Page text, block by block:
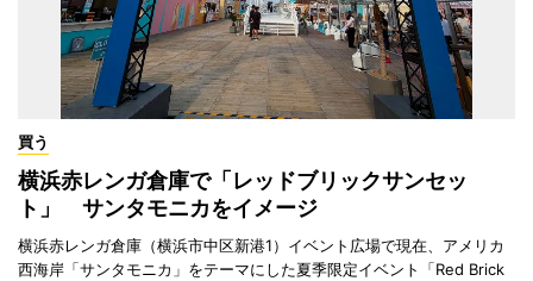
買う
横浜赤レンガ倉庫で「レッドブリックサンセッ
ト」 サンタモニカをイメージ
横浜赤レンガ倉庫（横浜市中区新港1）イベント広場で現在、アメリカ
西海岸「サンタモニカ」をテーマにした夏季限定イベント「Red Brick